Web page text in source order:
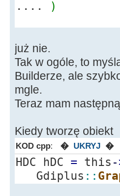
....
)
już nie.
Tak w ogóle, to
Builderze, ale
mgle.
Teraz mam
Kiedy tworzę obiekt
KOD cpp: � UKRYJ �
HDC hDC = this -
Gdiplus ::